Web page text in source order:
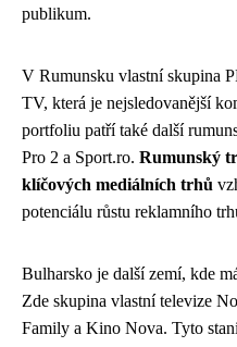
publikum.
V Rumunsku vlastní skupina
TV, která je nejsledovanější
portfoliu patří také další
Pro 2 a Sport.ro. Rumunský
klíčových mediálních trhů
potenciálu růstu reklamního
Bulharsko je další zemí, kde
Zde skupina vlastní televize
Family a Kino Nova. Tyto